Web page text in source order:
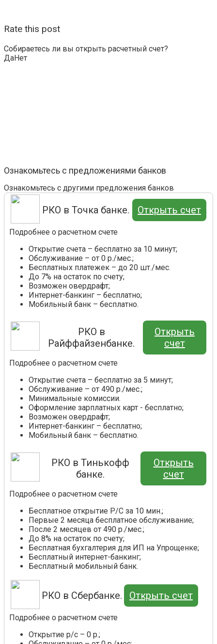
Rate this post
Собираетесь ли вы открыть расчетный счет?
ДаНет
Ознакомьтесь с предложениями банков
Ознакомьтесь с другими предложения банков
РКО в Точка банке. Открыть счет
Подробнее о расчетном счете
Открытие счета – бесплатно за 10 минут;
Обслуживание – от 0 р./мес.;
Бесплатных платежек – до 20 шт./мес.
До 7% на остаток по счету;
Возможен овердрафт;
Интернет-банкинг – бесплатно;
Мобильный банк – бесплатно.
РКО в
Райффайзенбанке.
Открыть
счет
Подробнее о расчетном счете
Открытие счета – бесплатно за 5 минут;
Обслуживание – от 490 р./мес.;
Минимальные комиссии.
Оформление зарплатных карт - бесплатно;
Возможен овердрафт;
Интернет-банкинг – бесплатно;
Мобильный банк – бесплатно.
РКО в Тинькофф
банке.
Открыть
счет
Подробнее о расчетном счете
Бесплатное открытие Р/С за 10 мин.;
Первые 2 месяца бесплатное обслуживание;
После 2 месяцев от 490 р./мес.;
До 8% на остаток по счету;
Бесплатная бухгалтерия для ИП на Упрощенке;
Бесплатный интернет-банкинг;
Бесплатный мобильный банк.
РКО в Сбербанке. Открыть счет
Подробнее о расчетном счете
Открытие р/с – 0 р.;